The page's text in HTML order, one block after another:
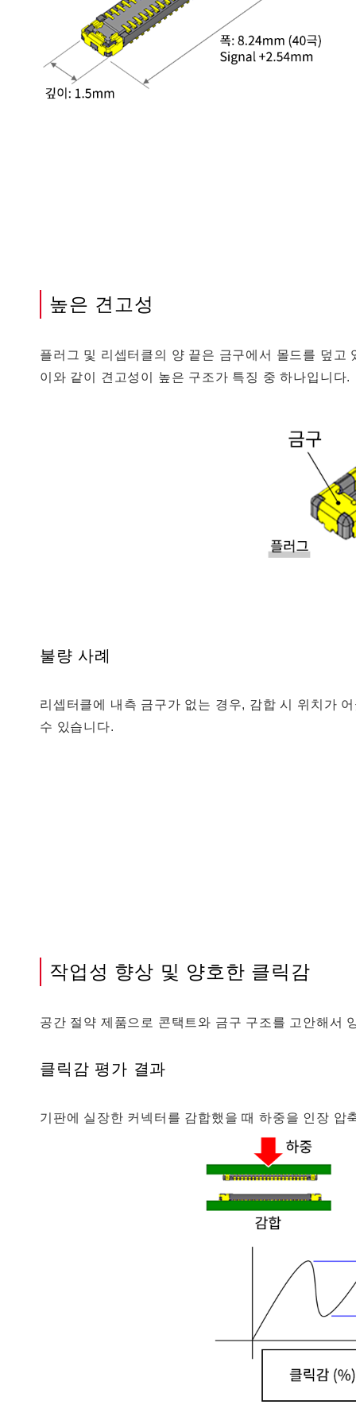
높은 견고성
플러그 및 리셉터클의 양 끝은 금구에서 몰드를 덮
이와 같이 견고성이 높은 구조가 특징 중 하나입니다.
불량 사례
리셉터클에 내측 금구가 없는 경우, 감합 시 위치가
수 있습니다.
작업성 향상 및 양호한 클릭감
공간 절약 제품으로 콘택트와 금구 구조를 고안해서
클릭감 평가 결과
기판에 실장한 커넥터를 감합했을 때 하중을 인장